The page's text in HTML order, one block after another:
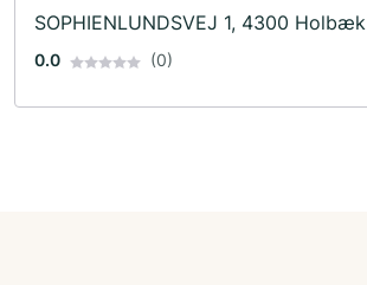
SOPHIENLUNDSVEJ 1, 4300 Holbæk
0.0 (0)